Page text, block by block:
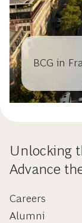
BCG in
Unlocking
Advance
Careers
Alumni